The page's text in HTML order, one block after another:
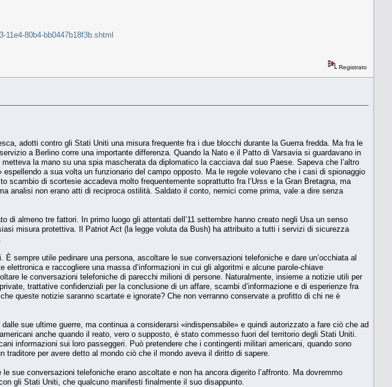
11e4-80b4-bb0447b18f3b.shtml
Registrato
adotti contro gli Stati Uniti una misura frequente fra i due blocchi durante la Guerra fredda. Ma fra le
a Berlino corre una importante differenza. Quando la Nato e il Patto di Varsavia si guardavano in
la mano su una spia mascherata da diplomatico la cacciava dal suo Paese. Sapeva che l’altro
a sua volta un funzionario del campo opposto. Ma le regole volevano che i casi di spionaggio
scambio di scortesie accadeva molto frequentemente soprattutto fra l’Urss e la Gran Bretagna, ma
analisi non erano atti di reciproca ostilità. Saldato il conto, nemici come prima, vale a dire senza
almeno tre fattori. In primo luogo gli attentati dell’11 settembre hanno creato negli Usa un senso
misura protettiva. Il Patriot Act (la legge voluta da Bush) ha attribuito a tutti i servizi di sicurezza
sempre utile pedinare una persona, ascoltare le sue conversazioni telefoniche e dare un’occhiata al
e raccogliere una massa d’informazioni in cui gli algoritmi e alcune parole-chiave
le conversazioni telefoniche di parecchi milioni di persone. Naturalmente, insieme a notizie utili per
trattative confidenziali per la conclusione di un affare, scambi d’informazione e di esperienze fra
queste notizie saranno scartate e ignorate? Che non verranno conservate a profitto di chi ne è
sue ultime guerre, ma continua a considerarsi «indispensabile» e quindi autorizzato a fare ciò che ad
anche quando il reato, vero o supposto, è stato commesso fuori del territorio degli Stati Uniti.
informazioni sui loro passeggeri. Può pretendere che i contingenti militari americani, quando sono
traditore per avere detto al mondo ciò che il mondo aveva il diritto di sapere.
sue conversazioni telefoniche erano ascoltate e non ha ancora digerito l’affronto. Ma dovremmo
gli Stati Uniti, che qualcuno manifesti finalmente il suo disappunto.